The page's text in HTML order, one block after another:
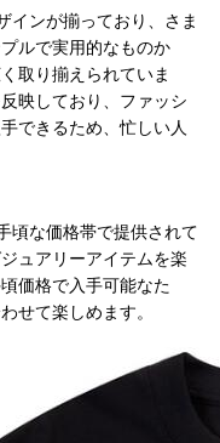
インが揃っており、さま
ルで実用的なものか
取り揃えられていま
映しており、ファッシ
できるため、忙しい人
頃な価格帯で提供されて
ュアリーアイテムを楽
価格で入手可能なた
せて楽しめます。